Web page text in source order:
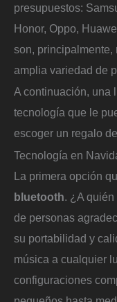
presupuestos:
Honor, Oppo,
son,
amplia variedad de
A continuación, una
tecnología que le
escoger un regalo
Tecnología en
La primera opción
bluetooth. ¿A
de personas
su portabilidad y
música a cualquier
configuraciones